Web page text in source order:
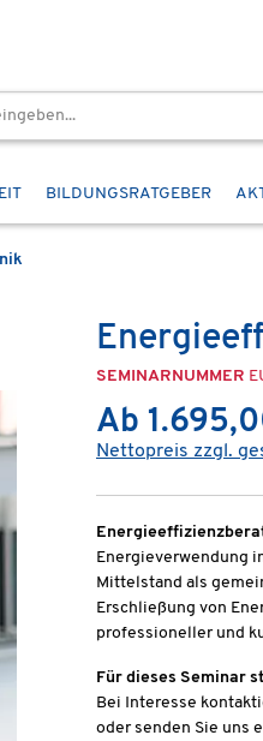
BILDUNGSRATGEBER
SEMINARNUMMER
Ab
Nettopreis zzgl.
Energieverwendung
Mittelstand als
Erschließung von
professioneller und
Für dieses Seminar
Bei Interesse
oder senden Sie uns